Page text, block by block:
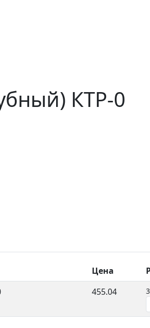
КТР-0
Цена
455.04